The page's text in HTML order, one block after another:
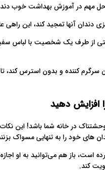
مهم در آموزش بهداشت خوب
دندان آنها تمجید کند، این
از طرف یک شخصیت با لباس
کننده و بدون استرس کند،
افزایش دهید
در خانه شما باشد! این
های خود را به تنهایی مسواک
است، باز هم می‌توانید به او
کند.